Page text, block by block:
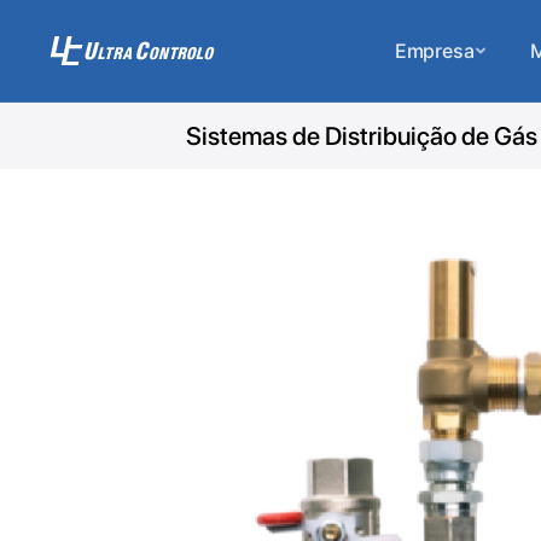
Empresa
Sistemas de Distribuição de